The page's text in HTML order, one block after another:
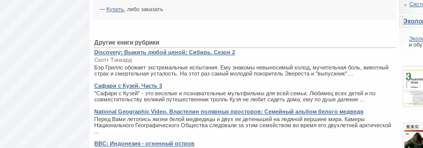
— Купить , либо заказать
Другие книги рубрики
Discovery: Выжить любой ценой: Сибирь. Сезон 2
Скотт Танкард
Бэр Гриллс обожает экстремальные испытания. Ему знакомы невыносимый холод, мучительная боль, животный
страх и смертельная усталость. На этот раз самый молодой покоритель Эвереста и "выпускник" ...
Сафари с Кузей. Часть 3
"Сафари с Кузей" - это веселые и познавательные мультфильмы для всей семьи. Любимец всех детей и по
совместительству великий путешественник тролль Кузя не любит сидеть дома, ему по душе далекие ...
National Geographic Video. Властелин полярных просторов: Семейный альбом белого медведя
Перед Вами летопись жизни белой медведицы и двух ее детенышей на ледяной вершине мира. Камеры
Национального Географического Общества следовали за этим семейством во время его двухлетней арктической
BBC: Индонезия - огненный остров
и